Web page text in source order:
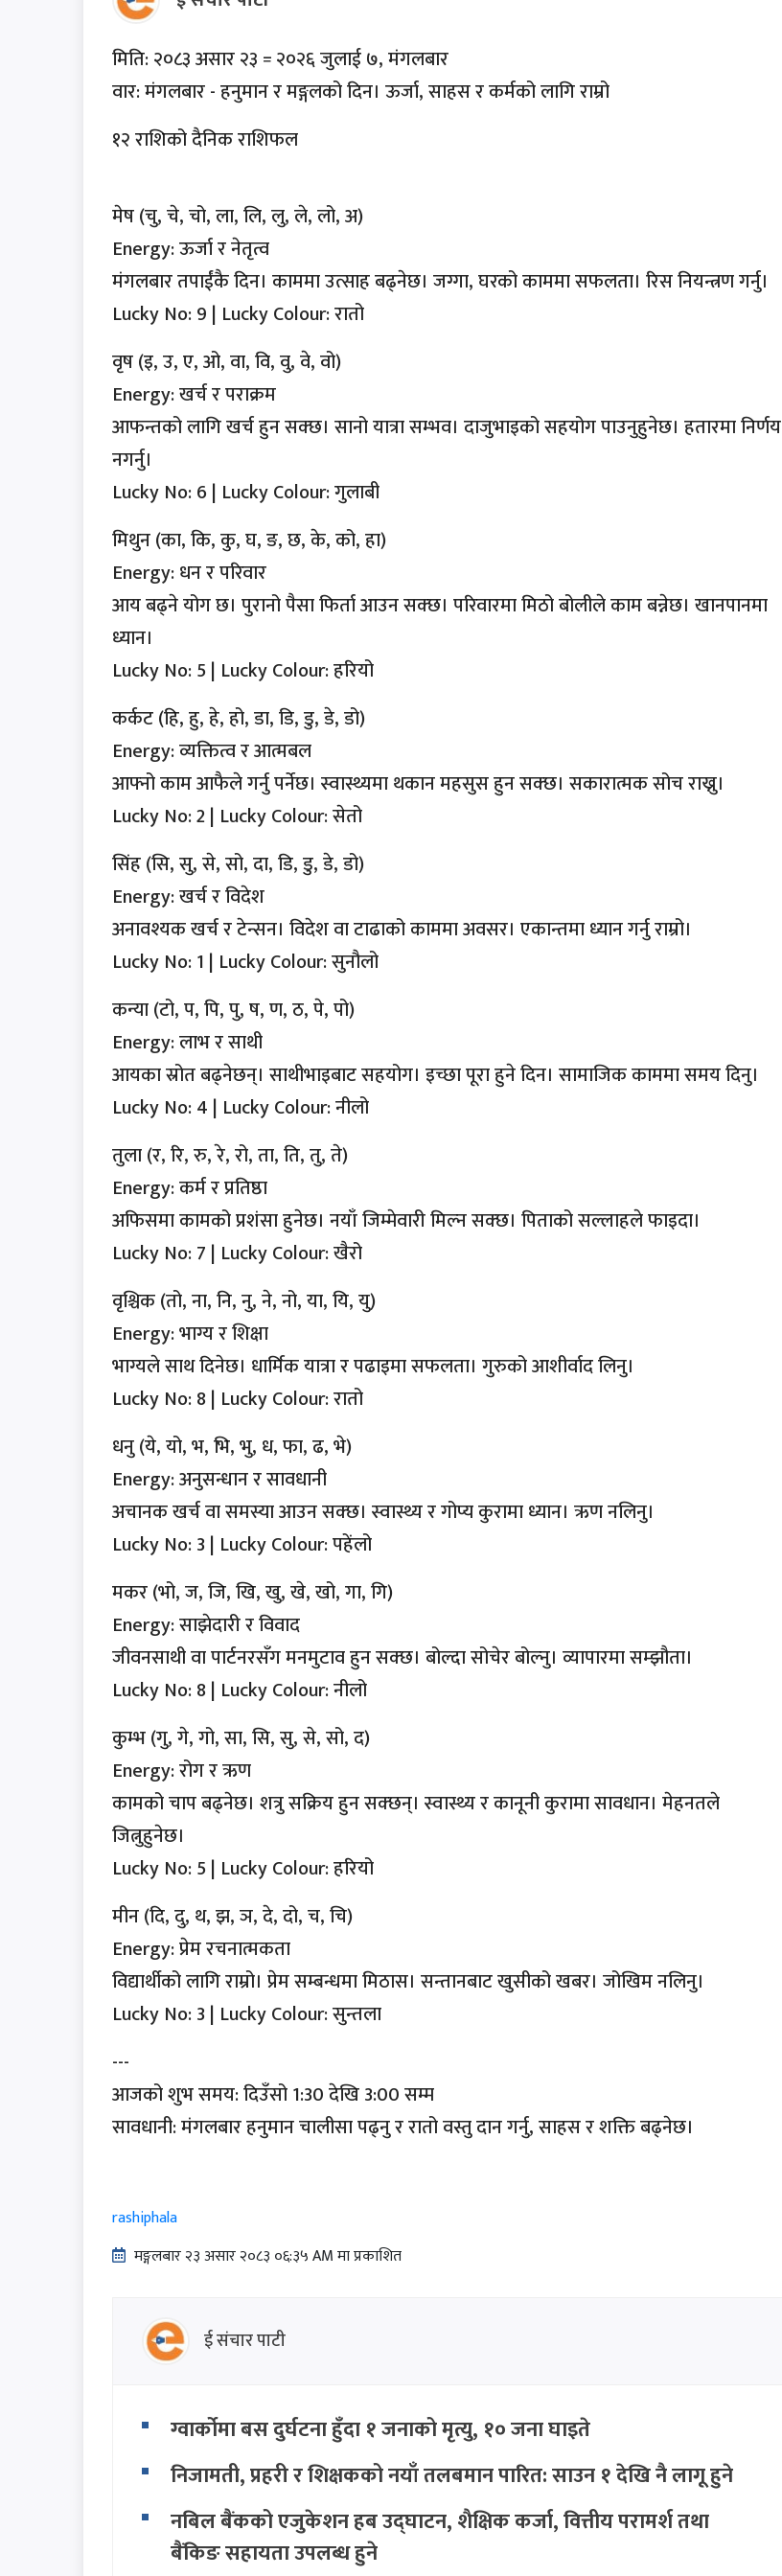
मिति: २०८३ असार २३ = २०२६ जुलाई ७, मंगलबार
वार: मंगलबार - हनुमान र मङ्गलको दिन। ऊर्जा, साहस र कर्मको लागि राम्रो
१२ राशिको दैनिक राशिफल
मेष (चु, चे, चो, ला, लि, लु, ले, लो, अ)
Energy: ऊर्जा र नेतृत्व
मंगलबार तपाईंकै दिन। काममा उत्साह बढ्नेछ। जग्गा, घरको काममा सफलता। रिस नियन्त्रण गर्नु।
Lucky No: 9 | Lucky Colour: रातो
वृष (इ, उ, ए, ओ, वा, वि, वु, वे, वो)
Energy: खर्च र पराक्रम
आफन्तको लागि खर्च हुन सक्छ। सानो यात्रा सम्भव। दाजुभाइको सहयोग पाउनुहुनेछ। हतारमा निर्णय
नगर्नु।
Lucky No: 6 | Lucky Colour: गुलाबी
मिथुन (का, कि, कु, घ, ङ, छ, के, को, हा)
Energy: धन र परिवार
आय बढ्ने योग छ। पुरानो पैसा फिर्ता आउन सक्छ। परिवारमा मिठो बोलीले काम बन्नेछ। खानपानमा
ध्यान।
Lucky No: 5 | Lucky Colour: हरियो
कर्कट (हि, हु, हे, हो, डा, डि, डु, डे, डो)
Energy: व्यक्तित्व र आत्मबल
आफ्नो काम आफैले गर्नु पर्नेछ। स्वास्थ्यमा थकान महसुस हुन सक्छ। सकारात्मक सोच राख्नु।
Lucky No: 2 | Lucky Colour: सेतो
सिंह (सि, सु, से, सो, दा, डि, डु, डे, डो)
Energy: खर्च र विदेश
अनावश्यक खर्च र टेन्सन। विदेश वा टाढाको काममा अवसर। एकान्तमा ध्यान गर्नु राम्रो।
Lucky No: 1 | Lucky Colour: सुनौलो
कन्या (टो, प, पि, पु, ष, ण, ठ, पे, पो)
Energy: लाभ र साथी
आयका स्रोत बढ्नेछन्। साथीभाइबाट सहयोग। इच्छा पूरा हुने दिन। सामाजिक काममा समय दिनु।
Lucky No: 4 | Lucky Colour: नीलो
तुला (र, रि, रु, रे, रो, ता, ति, तु, ते)
Energy: कर्म र प्रतिष्ठा
अफिसमा कामको प्रशंसा हुनेछ। नयाँ जिम्मेवारी मिल्न सक्छ। पिताको सल्लाहले फाइदा।
Lucky No: 7 | Lucky Colour: खैरो
वृश्चिक (तो, ना, नि, नु, ने, नो, या, यि, यु)
Energy: भाग्य र शिक्षा
भाग्यले साथ दिनेछ। धार्मिक यात्रा र पढाइमा सफलता। गुरुको आशीर्वाद लिनु।
Lucky No: 8 | Lucky Colour: रातो
धनु (ये, यो, भ, भि, भु, ध, फा, ढ, भे)
Energy: अनुसन्धान र सावधानी
अचानक खर्च वा समस्या आउन सक्छ। स्वास्थ्य र गोप्य कुरामा ध्यान। ऋण नलिनु।
Lucky No: 3 | Lucky Colour: पहेंलो
मकर (भो, ज, जि, खि, खु, खे, खो, गा, गि)
Energy: साझेदारी र विवाद
जीवनसाथी वा पार्टनरसँग मनमुटाव हुन सक्छ। बोल्दा सोचेर बोल्नु। व्यापारमा सम्झौता।
Lucky No: 8 | Lucky Colour: नीलो
कुम्भ (गु, गे, गो, सा, सि, सु, से, सो, द)
Energy: रोग र ऋण
कामको चाप बढ्नेछ। शत्रु सक्रिय हुन सक्छन्। स्वास्थ्य र कानूनी कुरामा सावधान। मेहनतले
जित्नुहुनेछ।
Lucky No: 5 | Lucky Colour: हरियो
मीन (दि, दु, थ, झ, ञ, दे, दो, च, चि)
Energy: प्रेम रचनात्मकता
विद्यार्थीको लागि राम्रो। प्रेम सम्बन्धमा मिठास। सन्तानबाट खुसीको खबर। जोखिम नलिनु।
Lucky No: 3 | Lucky Colour: सुन्तला
---
आजको शुभ समय: दिउँसो 1:30 देखि 3:00 सम्म
सावधानी: मंगलबार हनुमान चालीसा पढ्नु र रातो वस्तु दान गर्नु, साहस र शक्ति बढ्नेछ।
rashiphala
मङ्गलबार २३ असार २०८३ ०६:३५ AM मा प्रकाशित
ई संचार पाटी
ग्वार्कोमा बस दुर्घटना हुँदा १ जनाको मृत्यु, १० जना घाइते
निजामती, प्रहरी र शिक्षकको नयाँ तलबमान पारित: साउन १ देखि नै लागू हुने
नबिल बैंकको एजुकेशन हब उद्घाटन, शैक्षिक कर्जा, वित्तीय परामर्श तथा
बैंकिङ सहायता उपलब्ध हुने